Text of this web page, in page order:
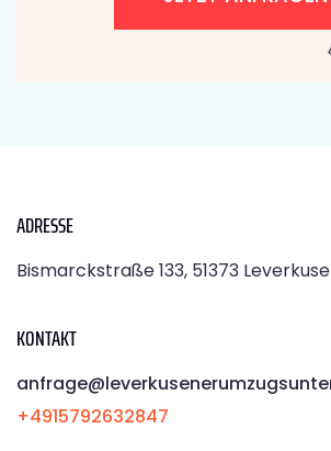
ADRESSE
Bismarckstraße 133, 51373
KONTAKT
+4915792632847